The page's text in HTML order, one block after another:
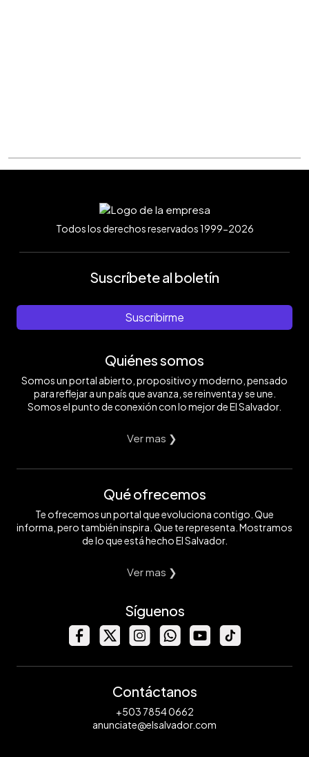
Todos los derechos reservados 1999-2026
Suscríbete al boletín
Suscribirme
Quiénes somos
Somos un portal abierto, propositivo y moderno, pensado
para reflejar a un país que avanza, se reinventa y se une.
Somos el punto de conexión con lo mejor de El Salvador.
Ver mas ❯
Qué ofrecemos
Te ofrecemos un portal que evoluciona contigo. Que
informa, pero también inspira. Que te representa. Mostramos
de lo que está hecho El Salvador.
Ver mas ❯
Síguenos
Contáctanos
+503 7854 0662
anunciate@elsalvador.com